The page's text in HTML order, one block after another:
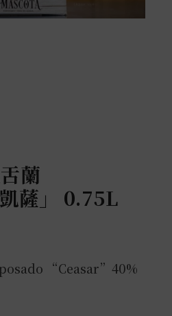
蘭
薩」 0.75L
“Ceasar”40%